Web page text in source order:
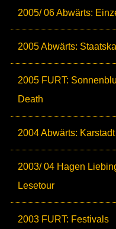
2005/ 06 Abwärts:
2005 Abwärts:
2005 FURT:
Death
2004 Abwärts: Karstadt
2003/ 04 Hagen
Lesetour
2003 FURT: Festivals